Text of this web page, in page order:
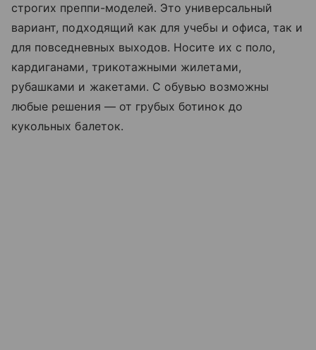
строгих преппи-моделей. Это универсальный
вариант, подходящий как для учебы и офиса, так и
для повседневных выходов. Носите их с поло,
кардиганами, трикотажными жилетами,
рубашками и жакетами. С обувью возможны
любые решения — от грубых ботинок до
кукольных балеток.